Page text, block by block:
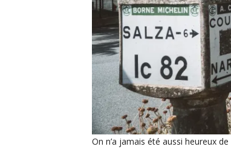
On n’a jamais été aussi heureux